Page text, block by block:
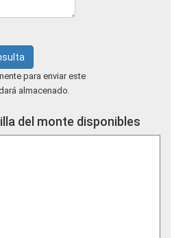
para enviar este
almacenado.
del monte disponibles